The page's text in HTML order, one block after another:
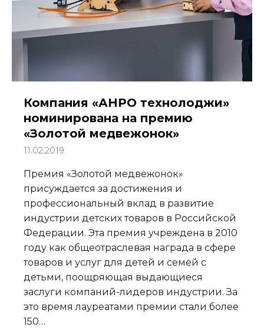
Компания «АНРО технолоджи»
номинирована на премию
«Золотой медвежонок»
11.02.2019
Премия «Золотой медвежонок»
присуждается за достижения и
профессиональный вклад в развитие
индустрии детских товаров в Российской
Федерации. Эта премия учреждена в 2010
году как общеотраслевая награда в сфере
товаров и услуг для детей и семей с
детьми, поощряющая выдающиеся
заслуги компаний-лидеров индустрии. За
это время лауреатами премии стали более
150…